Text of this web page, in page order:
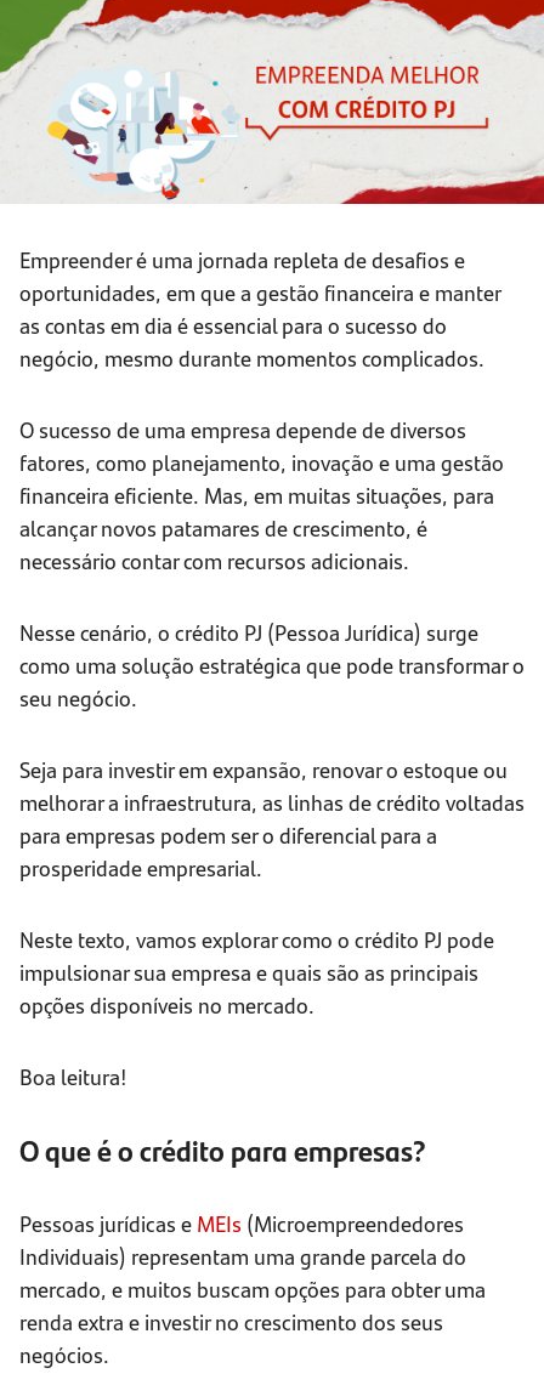
Empreender é uma jornada repleta de desafios e
oportunidades, em que a gestão financeira e manter
as contas em dia é essencial para o sucesso do
negócio, mesmo durante momentos complicados.
O sucesso de uma empresa depende de diversos
fatores, como planejamento, inovação e uma gestão
financeira eficiente. Mas, em muitas situações, para
alcançar novos patamares de crescimento, é
necessário contar com recursos adicionais.
Nesse cenário, o crédito PJ (Pessoa Jurídica) surge
como uma solução estratégica que pode transformar o
seu negócio.
Seja para investir em expansão, renovar o estoque ou
melhorar a infraestrutura, as linhas de crédito voltadas
para empresas podem ser o diferencial para a
prosperidade empresarial.
Neste texto, vamos explorar como o crédito PJ pode
impulsionar sua empresa e quais são as principais
opções disponíveis no mercado.
Boa leitura!
O que é o crédito para empresas?
Pessoas jurídicas e MEIs (Microempreendedores
Individuais) representam uma grande parcela do
mercado, e muitos buscam opções para obter uma
renda extra e investir no crescimento dos seus
negócios.